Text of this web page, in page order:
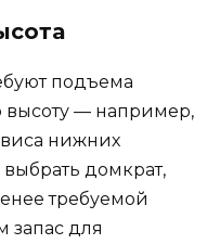
подъема
высоту — например,
нижних
домкрат,
требуемой
запас для